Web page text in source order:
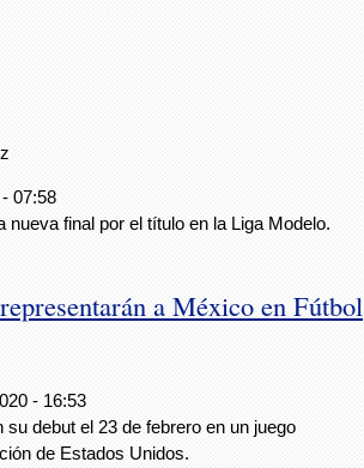
07:58
nueva final por el título en la Liga Modelo.
a México en Fútbol
- 16:53
debut el 23 de febrero en un juego
de Estados Unidos.